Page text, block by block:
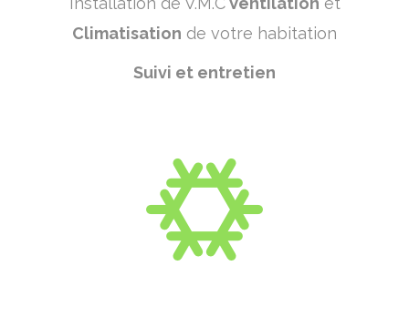
Climatisation de votre habitation
Suivi et entretien